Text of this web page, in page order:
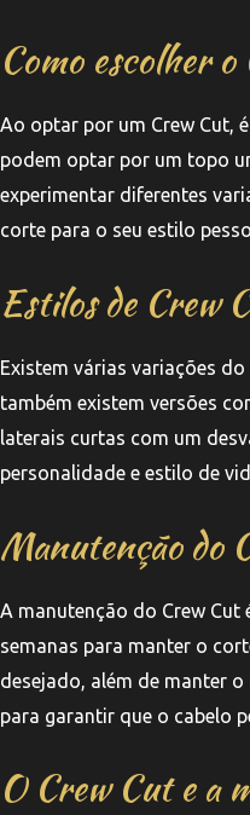
Como escolher
Ao optar por um Crew Cut,
podem optar por um topo
experimentar diferentes
corte para o seu estilo
Estilos de Crew
Existem várias variações
também existem versões
laterais curtas com um
personalidade e estilo de
Manutenção do
A manutenção do Crew
semanas para manter o
desejado, além de manter
para garantir que o cabelo
O Crew Cut e a